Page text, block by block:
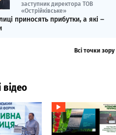
заступник директора ТОВ
«Острійківське»
приносять прибутки, а які ‒
Всі точки зору
відео